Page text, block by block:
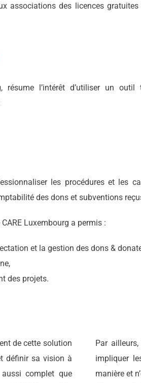
associations des licences
résume l’intérêt d’utiliser un outil
les procédures et les
des dons et subventions
Luxembourg a permis :
et la gestion des dons &
des projets.
de cette solution
définir sa vision à
complet que
Par
impliquer
manière et